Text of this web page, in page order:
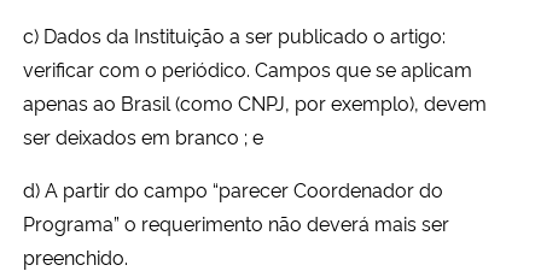
Banco Central do Brasil
Planalto
c) Dados da Instituição a ser publicado o artigo:
verificar com o periódico. Campos que se aplicam
apenas ao Brasil (como CNPJ, por exemplo), devem
ser deixados em branco ; e
d) A partir do campo “parecer Coordenador do
Programa” o requerimento não deverá mais ser
preenchido.